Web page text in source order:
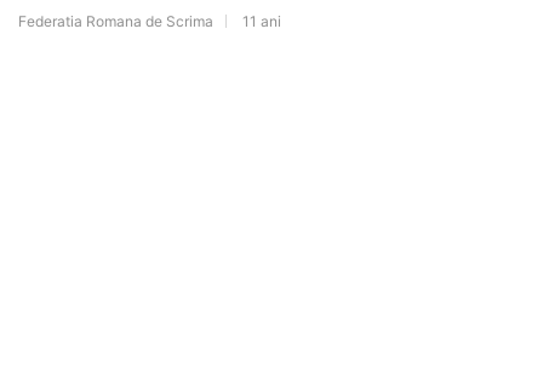
Federatia Romana de Scrima 11 ani